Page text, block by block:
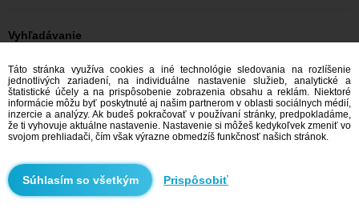
Vyhľadávanie
On hľadá ju: Muži, 34
On hľadá ju: Muži, 34 - Česko
On hľadá ju: Muži, 34 - Jihomoravský kraj
On hľadá ju: Muži, 34 - Brno
Zoznamka Česko
Zoznamka Jihomoravský kraj
Zoznamka Brno
Odporúčame
Táto stránka využíva cookies a iné technológie sledovania na rozlíšenie
jednotlivých zariadení, na individuálne nastavenie služieb, analytické a
štatistické účely a na prispôsobenie zobrazenia obsahu a reklám. Niektoré
informácie môžu byť poskytnuté aj našim partnerom v oblasti sociálnych médií,
inzercie a analýzy. Ak budeš pokračovať v používaní stránky, predpokladáme,
že ti vyhovuje aktuálne nastavenie. Nastavenie si môžeš kedykoľvek zmeniť vo
svojom prehliadači, čím však výrazne obmedzíš funkčnosť našich stránok.
Prispôsobiť